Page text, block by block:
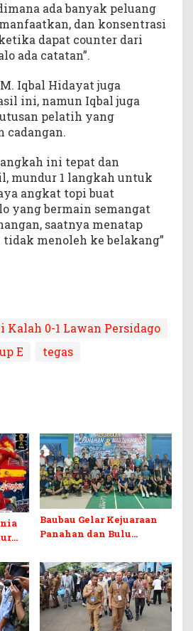
ada banyak peluang
dan konsentrasi
dapat counter dari
ada catatan”.
Iqbal Hidayat juga
ini, namun Iqbal juga
pelatih yang
cadangan.
ini tepat dan
mundur 1 langkah untuk
angkat topi buat
yang bermain semangat
saatnya menatap
tidak menoleh ke belakang”
Kalah 0-1 Lawan Persidago
E
tegas
Baubau Gelar Kejuaraan
Panahan dan Bulu
Atlet Berprestasi